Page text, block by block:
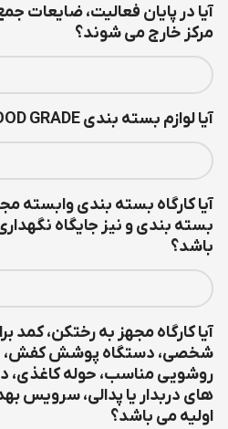
آیا در پایان فعالیت، ضایعات
مرکز خارج می شوند؟
آیا لوازم بسته بندی FOOD GRADE می باشد؟
آیا کارگاه بسته بندی وابسته
بسته بندي و نيز جايگاه
باشد؟
آیا کارگاه مجهز به رختکن، کمد
شخصی، دستگاه پوشش کفش،
روشویی مناسب، حوله
های دربدار یا پدالی، سرویس
اولیه می باشد؟